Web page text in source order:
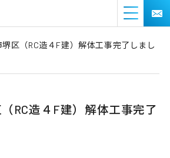
区（RC造４F建）解体工事完了しまし
RC造４F建）解体工事完了